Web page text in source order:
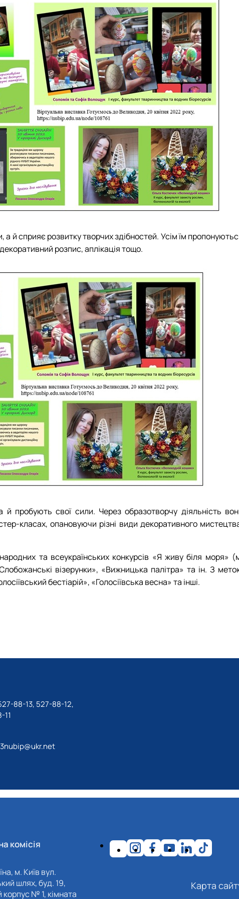
а й сприяє розвитку творчих здібностей. Усім їм
розпис, аплікація тощо.
пробують свої сили. Через образотворчу діяльність
класах, опановуючи різні види декоративного
та всеукраїнських конкурсів «Я живу біля моря»
візерунки», «Вижницька палітра» та ін. З
бестіарій», «Голосіївська весна» та інші.
88-13, 527-88-12,
11
комісія
м. Київ вул.
шлях, буд. 19,
№ 1, кімната
Карта